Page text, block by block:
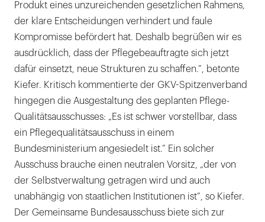
Produkt eines unzureichenden gesetzlichen Rahmens,
der klare Entscheidungen verhindert und faule
Kompromisse befördert hat. Deshalb begrüßen wir es
ausdrücklich, dass der Pflegebeauftragte sich jetzt
dafür einsetzt, neue Strukturen zu schaffen.“, betonte
Kiefer. Kritisch kommentierte der GKV-Spitzenverband
hingegen die Ausgestaltung des geplanten Pflege-
Qualitätsausschusses: „Es ist schwer vorstellbar, dass
ein Pflegequalitätsausschuss in einem
Bundesministerium angesiedelt ist.“ Ein solcher
Ausschuss brauche einen neutralen Vorsitz, „der von
der Selbstverwaltung getragen wird und auch
unabhängig von staatlichen Institutionen ist“, so Kiefer.
Der Gemeinsame Bundesausschuss biete sich zur